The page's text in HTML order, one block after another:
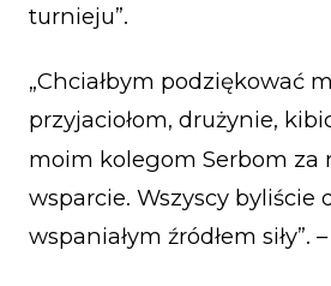
turnieju”.
„Chciałbym podziękować
przyjaciołom, drużynie,
moim kolegom Serbom za
wsparcie. Wszyscy byliście
wspaniałym źródłem siły”.